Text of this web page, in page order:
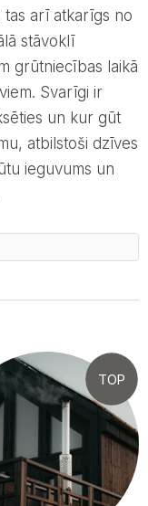
stāvoklī
grūtniecības laikā
Svarīgi ir
un kur gūt
atbilstoši dzīves
ieguvums un
TOP